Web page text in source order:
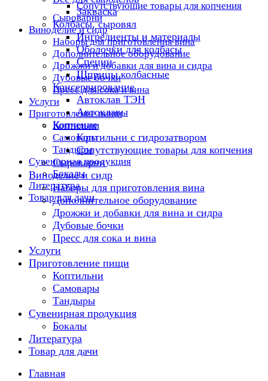
Сопутствующие товары для копчения
Сыроварни
Виноделие и сидр
Наборы для приготовления вина
Дополнительное оборудование
Дрожжи и добавки для вина и сидра
Дубовые бочки
Пресс для сока и вина
Услуги
Приготовление пищи
Коптильни
Самовары
Тандыры
Сувенирная продукция
Бокалы
Литература
Товар для дачи
Закваска
Колбасы, сыровял
Ингредиенты и материалы
Оболочки для колбасы
Специи
Шприцы колбасные
Консервирование
Автоклав ТЭН
Автоклавы
Копчение
Коптильни с гидрозатвором
Сопутствующие товары для копчения
Сыроварни
Виноделие и сидр
Наборы для приготовления вина
Дополнительное оборудование
Дрожжи и добавки для вина и сидра
Дубовые бочки
Пресс для сока и вина
Услуги
Приготовление пищи
Коптильни
Самовары
Тандыры
Сувенирная продукция
Бокалы
Литература
Товар для дачи
Главная